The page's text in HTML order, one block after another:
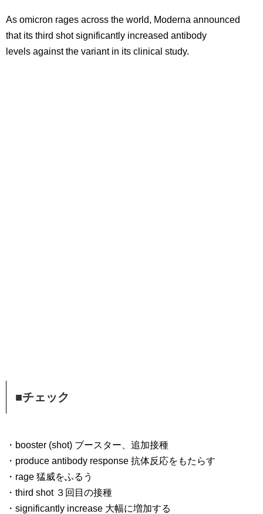
As omicron rages across the world, Moderna announced
that its third shot significantly increased antibody
levels against the variant in its clinical study.
■チェック
・booster (shot) ブースター、追加接種
・produce antibody response 抗体反応をもたらす
・rage 猛威をふるう
・third shot ３回目の接種
・significantly increase 大幅に増加する